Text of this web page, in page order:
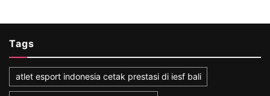
Tags
atlet esport indonesia cetak prestasi di iesf bali